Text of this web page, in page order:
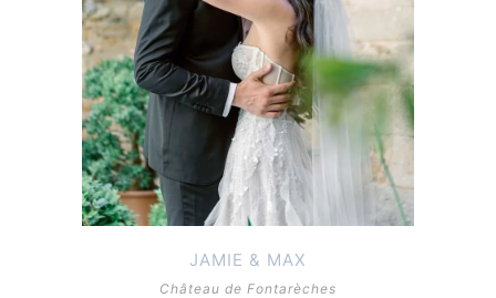
JAMIE & MAX
Château de Fontarèches